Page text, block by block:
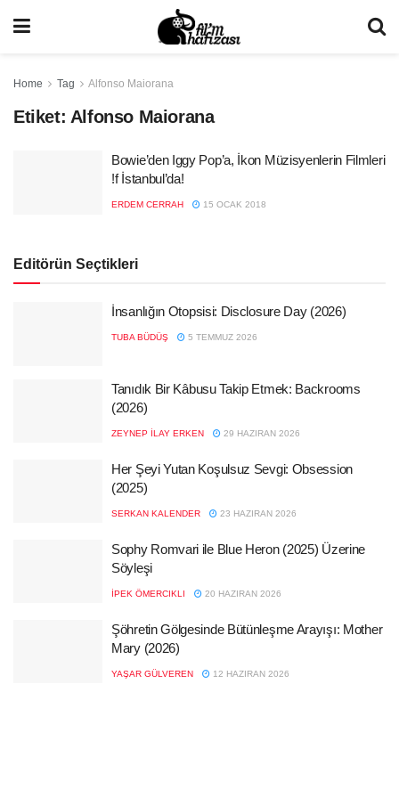
Home Tag Alfonso Maiorana
Etiket: Alfonso Maiorana
Bowie’den Iggy Pop’a, İkon Müzisyenlerin Filmleri
!f İstanbul’da!
ERDEM CERRAH 15 OCAK 2018
Editörün Seçtikleri
İnsanlığın Otopsisi: Disclosure Day (2026)
TUBA BÜDÜŞ 5 TEMMUZ 2026
Tanıdık Bir Kâbusu Takip Etmek: Backrooms
(2026)
ZEYNEP İLAY ERKEN 29 HAZIRAN 2026
Her Şeyi Yutan Koşulsuz Sevgi: Obsession
(2025)
SERKAN KALENDER 23 HAZIRAN 2026
Sophy Romvari ile Blue Heron (2025) Üzerine
Söyleşi
İPEK ÖMERCIKLI 20 HAZIRAN 2026
Şöhretin Gölgesinde Bütünleşme Arayışı: Mother
Mary (2026)
YAŞAR GÜLVEREN 12 HAZIRAN 2026